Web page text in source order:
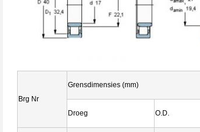
Brg Nr
Grensdimensies (mm)
Droeg O.D.